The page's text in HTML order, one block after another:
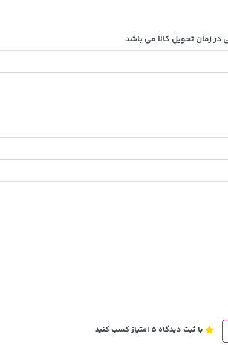
تومان
خرید
تومانزمان تحویل کالا می باشد
با ثبت دیدگاه 5 امتیاز کسب کنید